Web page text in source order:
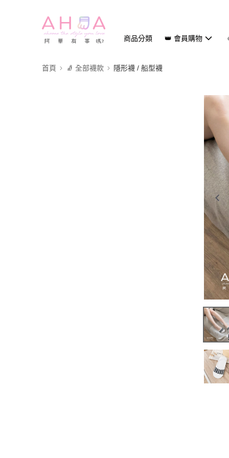
商品分類 👑 會員購物
首頁 🧦 全部襪款 隱形襪 / 船型襪